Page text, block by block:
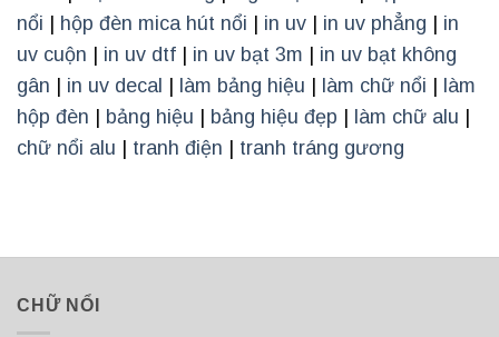
nổi
hộp đèn mica hút nổi in uv in uv phẳng
in
uv cuộn
in uv dtf in uv bạt 3m
in uv bạt không
gân
in uv decal làm bảng hiệu làm chữ nổi
làm
hộp đèn
bảng hiệu bảng hiệu đẹp làm chữ alu
chữ nổi alu
tranh điện tranh tráng gương
CHỮ NỔI